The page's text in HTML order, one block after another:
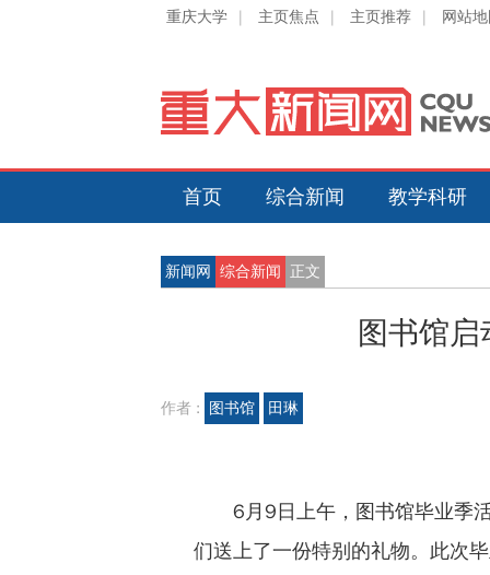
重庆大学 | 主页焦点 | 主页推荐 | 网站
首页 综合新闻 教学科研
新闻网 综合新闻 正文
图书馆
作者 : 图书馆 田琳
6月9日上午，图书馆毕业季
们送上了一份特别的礼物。此次